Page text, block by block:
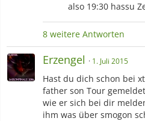
also 19:30 hassu
8 weitere Antworten
Erzengel 1. Juli 2015
Hast du dich schon bei
father son Tour
wie er sich bei dir
ihm was über smogon